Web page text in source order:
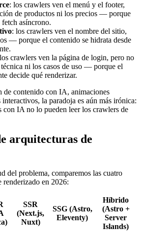
: los crawlers ven el menú y el footer,
de productos ni los precios — porque
fetch asíncrono.
: los crawlers ven el nombre del sitio,
— porque el contenido se hidrata desde
crawlers ven la página de login, pero no
ni los casos de uso — porque el
decide qué renderizar.
de contenido con IA, animaciones
la paradoja es aún más irónica:
con IA no lo pueden leer los crawlers de
arquitecturas de
del problema, comparemos las cuatro
renderizado en 2026:
SSR
(Next.js,
Nuxt)
SSG (Astro,
Eleventy)
Híbrido
(Astro +
Server
Islands)